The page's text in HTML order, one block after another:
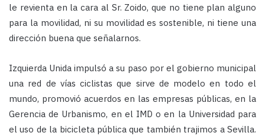
le revienta en la cara al Sr. Zoido, que no tiene plan alguno
para la movilidad, ni su movilidad es sostenible, ni tiene una
dirección buena que señalarnos.
Izquierda Unida impulsó a su paso por el gobierno municipal
una red de vías ciclistas que sirve de modelo en todo el
mundo, promovió acuerdos en las empresas públicas, en la
Gerencia de Urbanismo, en el IMD o en la Universidad para
el uso de la bicicleta pública que también trajimos a Sevilla.